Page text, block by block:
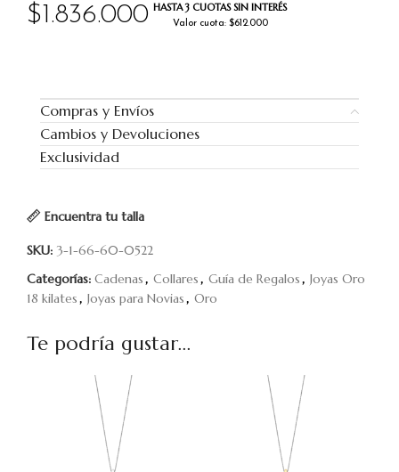
$1.836.000 HASTA 3 CUOTAS SIN INTERÉS
Valor cuota: $612.000
Encuentra tu talla
Compras y Envíos
Cambios y Devoluciones
Exclusividad
SKU: 3-1-66-60-0522
Categorías: Cadenas, Collares, Guía de Regalos, Joyas Oro
18 kilates, Joyas para Novias, Oro
Te podría gustar...